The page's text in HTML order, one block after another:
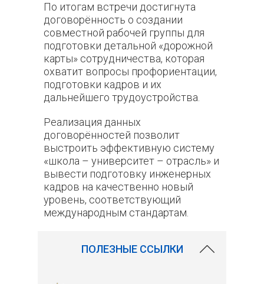
По итогам встречи достигнута
договорённость о создании
совместной рабочей группы для
подготовки детальной «дорожной
карты» сотрудничества, которая
охватит вопросы профориентации,
подготовки кадров и их
дальнейшего трудоустройства.
Реализация данных
договорённостей позволит
выстроить эффективную систему
«школа – университет – отрасль» и
вывести подготовку инженерных
кадров на качественно новый
уровень, соответствующий
международным стандартам.
ПОЛЕЗНЫЕ ССЫЛКИ